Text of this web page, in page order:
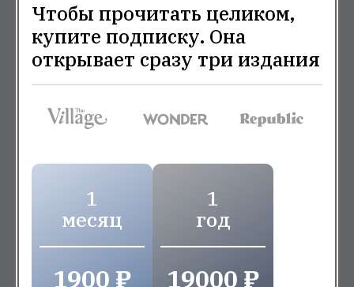
Чтобы прочитать целиком,
купите подписку. Она
открывает сразу три издания
1
месяц
1900 ₽
1
год
19000 ₽